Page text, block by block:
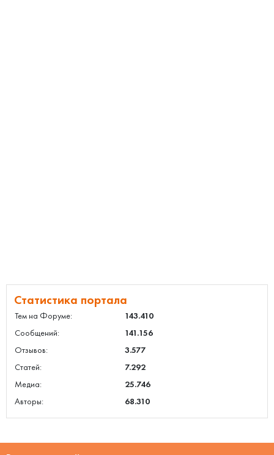
Статистика портала
Тем на Форуме:
143.410
Сообщений:
141.156
Отзывов:
3.577
Статей:
7.292
Медиа:
25.746
Авторы:
68.310